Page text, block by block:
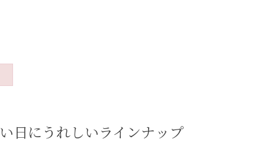
日にうれしいラインナップ